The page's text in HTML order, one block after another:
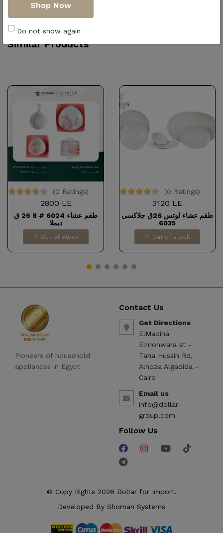
Similar Products
(0 Ratings)
2800 LE
طقم عشاء 6024 # 8 26 ق
ديملا
Out of stock
(0 Ratings)
3120 LE
طقم عشاء لوتس 26ق جلاكسى
6035
Out of stock
Pioneers of household
appliances in Egypt
Contact Us
Get Directions
ElMadina
Elmonwara st -
Taha Hussin Rd,
Alnoza Algadida -
Cairo
Email us
info@dollar-
group.com
Follow Us
© Copy Rights 2026 Dollar for Import.
Developed By Shoman Systems
Shop Now
Do not show again